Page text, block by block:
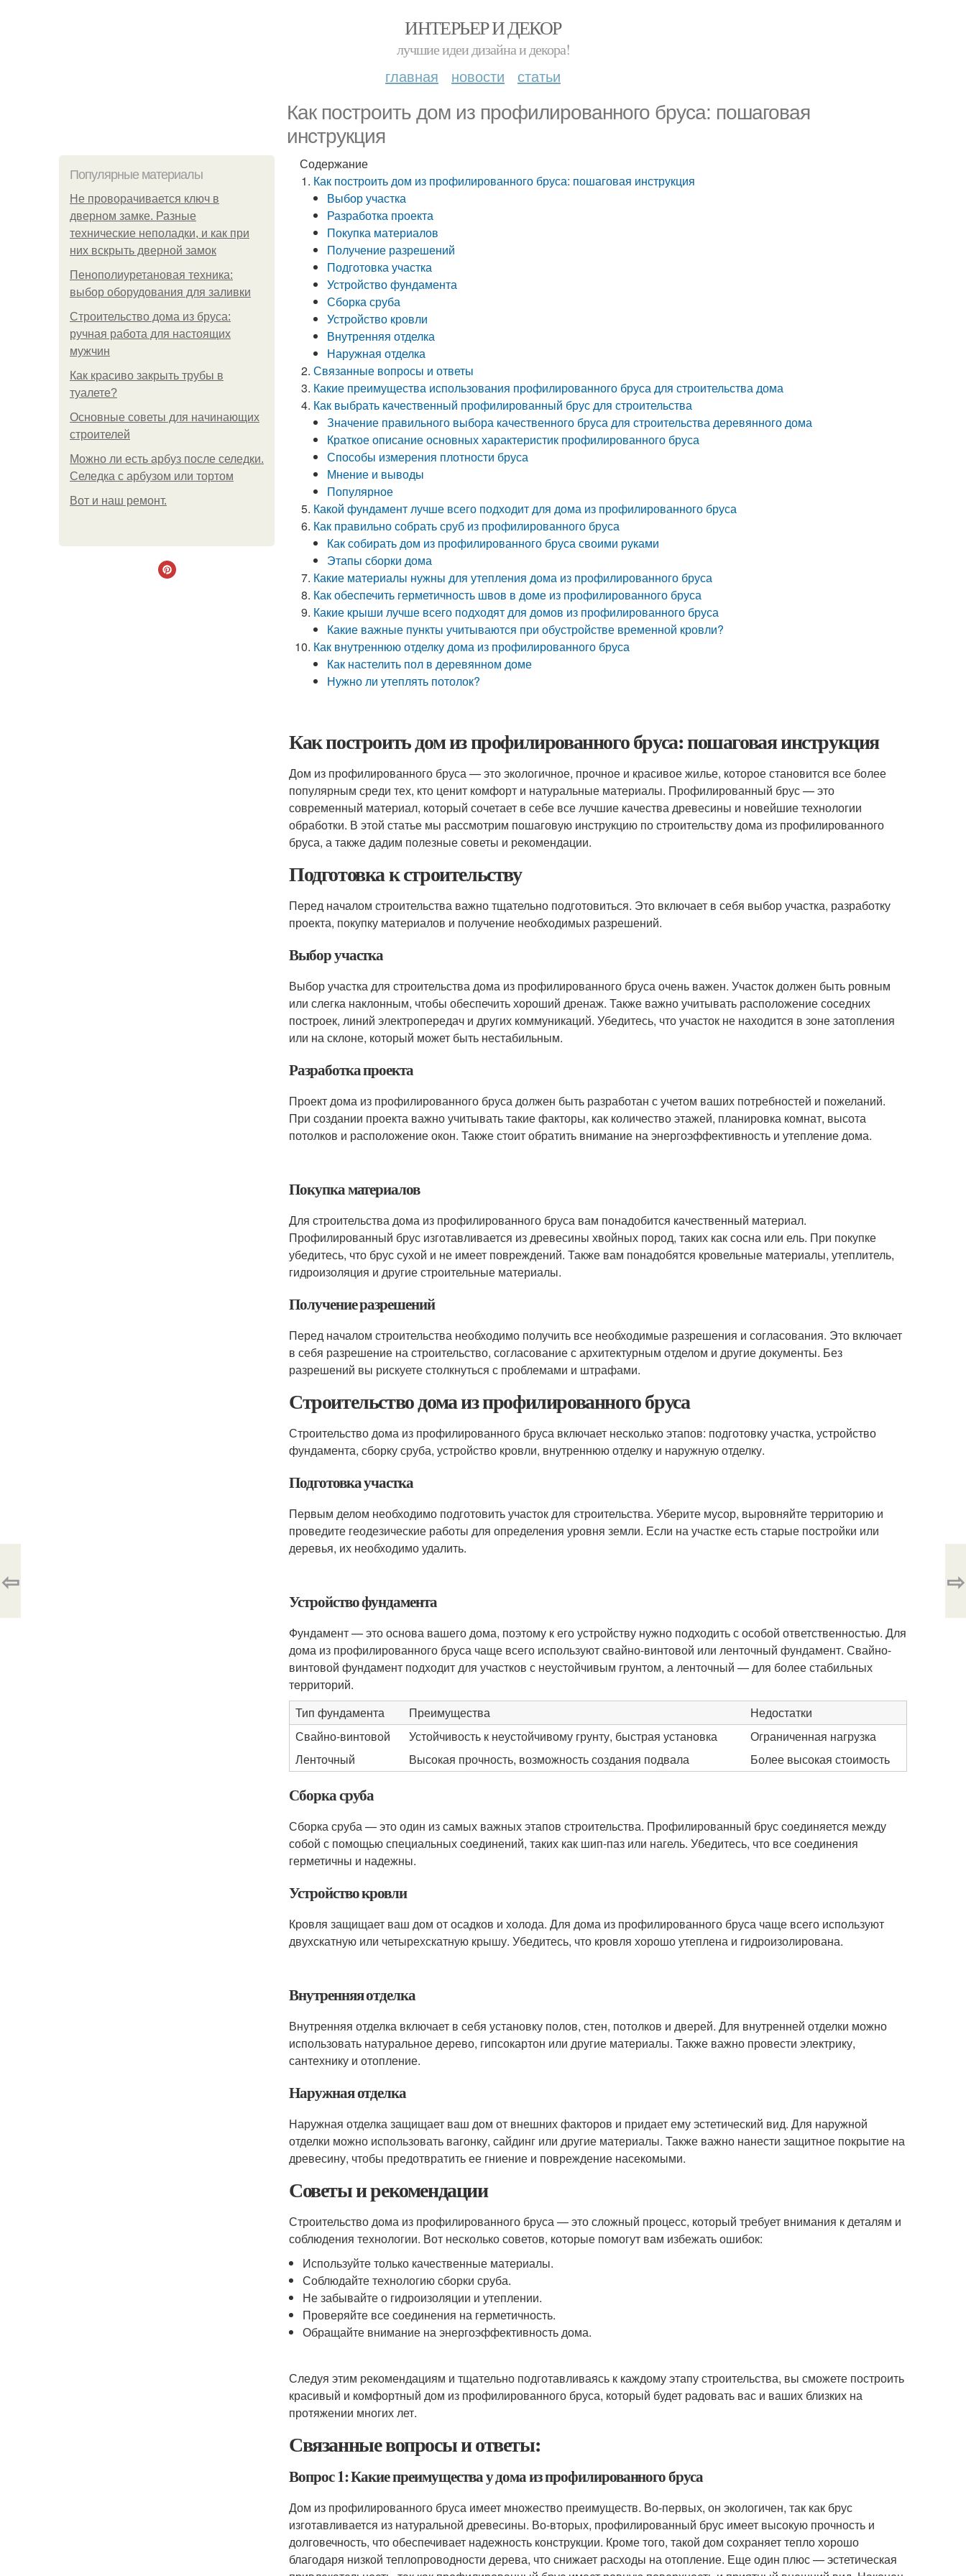
ИНТЕРЬЕР И ДЕКОР
лучшие идеи дизайна и декора!
главная новости статьи
Как построить дом из профилированного бруса: пошаговая
инструкция
Популярные материалы
Не проворачивается ключ в
дверном замке. Разные
технические неполадки, и как при
них вскрыть дверной замок
Пенополиуретановая техника:
выбор оборудования для заливки
Строительство дома из бруса:
ручная работа для настоящих
мужчин
Как красиво закрыть трубы в
туалете?
Основные советы для начинающих
строителей
Можно ли есть арбуз после селедки.
Селедка с арбузом или тортом
Boт и наш ремoнт.
Содержание
Как построить дом из профилированного бруса: пошаговая инструкция
Выбор участка
Разработка проекта
Покупка материалов
Получение разрешений
Подготовка участка
Устройство фундамента
Сборка сруба
Устройство кровли
Внутренняя отделка
Наружная отделка
Связанные вопросы и ответы
Какие преимущества использования профилированного бруса для строительства дома
Как выбрать качественный профилированный брус для строительства
Значение правильного выбора качественного бруса для строительства деревянного дома
Краткое описание основных характеристик профилированного бруса
Способы измерения плотности бруса
Мнение и выводы
Популярное
Какой фундамент лучше всего подходит для дома из профилированного бруса
Как правильно собрать сруб из профилированного бруса
Как собирать дом из профилированного бруса своими руками
Этапы сборки дома
Какие материалы нужны для утепления дома из профилированного бруса
Как обеспечить герметичность швов в доме из профилированного бруса
Какие крыши лучше всего подходят для домов из профилированного бруса
Какие важные пункты учитываются при обустройстве временной кровли?
Как внутреннюю отделку дома из профилированного бруса
Как настелить пол в деревянном доме
Нужно ли утеплять потолок?
Как построить дом из профилированного бруса: пошаговая инструкция
Дом из профилированного бруса — это экологичное, прочное и красивое жилье, которое становится все более
популярным среди тех, кто ценит комфорт и натуральные материалы. Профилированный брус — это
современный материал, который сочетает в себе все лучшие качества древесины и новейшие технологии
обработки. В этой статье мы рассмотрим пошаговую инструкцию по строительству дома из профилированного
бруса, а также дадим полезные советы и рекомендации.
Подготовка к строительству
Перед началом строительства важно тщательно подготовиться. Это включает в себя выбор участка, разработку
проекта, покупку материалов и получение необходимых разрешений.
Выбор участка
Выбор участка для строительства дома из профилированного бруса очень важен. Участок должен быть ровным
или слегка наклонным, чтобы обеспечить хороший дренаж. Также важно учитывать расположение соседних
построек, линий электропередач и других коммуникаций. Убедитесь, что участок не находится в зоне затопления
или на склоне, который может быть нестабильным.
Разработка проекта
Проект дома из профилированного бруса должен быть разработан с учетом ваших потребностей и пожеланий.
При создании проекта важно учитывать такие факторы, как количество этажей, планировка комнат, высота
потолков и расположение окон. Также стоит обратить внимание на энергоэффективность и утепление дома.
Покупка материалов
Для строительства дома из профилированного бруса вам понадобится качественный материал.
Профилированный брус изготавливается из древесины хвойных пород, таких как сосна или ель. При покупке
убедитесь, что брус сухой и не имеет повреждений. Также вам понадобятся кровельные материалы, утеплитель,
гидроизоляция и другие строительные материалы.
Получение разрешений
Перед началом строительства необходимо получить все необходимые разрешения и согласования. Это включает
в себя разрешение на строительство, согласование с архитектурным отделом и другие документы. Без
разрешений вы рискуете столкнуться с проблемами и штрафами.
Строительство дома из профилированного бруса
Строительство дома из профилированного бруса включает несколько этапов: подготовку участка, устройство
фундамента, сборку сруба, устройство кровли, внутреннюю отделку и наружную отделку.
Подготовка участка
Первым делом необходимо подготовить участок для строительства. Уберите мусор, выровняйте территорию и
проведите геодезические работы для определения уровня земли. Если на участке есть старые постройки или
деревья, их необходимо удалить.
Устройство фундамента
Фундамент — это основа вашего дома, поэтому к его устройству нужно подходить с особой ответственностью. Для
дома из профилированного бруса чаще всего используют свайно-винтовой или ленточный фундамент. Свайно-
винтовой фундамент подходит для участков с неустойчивым грунтом, а ленточный — для более стабильных
территорий.
Тип фундамента
Преимущества
Недостатки
Свайно-винтовой
Устойчивость к неустойчивому грунту, быстрая установка
Ограниченная нагрузка
Ленточный
Высокая прочность, возможность создания подвала Более высокая стоимость
Сборка сруба
Сборка сруба — это один из самых важных этапов строительства. Профилированный брус соединяется между
собой с помощью специальных соединений, таких как шип-паз или нагель. Убедитесь, что все соединения
герметичны и надежны.
Устройство кровли
Кровля защищает ваш дом от осадков и холода. Для дома из профилированного бруса чаще всего используют
двухскатную или четырехскатную крышу. Убедитесь, что кровля хорошо утеплена и гидроизолирована.
Внутренняя отделка
Внутренняя отделка включает в себя установку полов, стен, потолков и дверей. Для внутренней отделки можно
использовать натуральное дерево, гипсокартон или другие материалы. Также важно провести электрику,
сантехнику и отопление.
Наружная отделка
Наружная отделка защищает ваш дом от внешних факторов и придает ему эстетический вид. Для наружной
отделки можно использовать вагонку, сайдинг или другие материалы. Также важно нанести защитное покрытие на
древесину, чтобы предотвратить ее гниение и повреждение насекомыми.
Советы и рекомендации
Строительство дома из профилированного бруса — это сложный процесс, который требует внимания к деталям и
соблюдения технологии. Вот несколько советов, которые помогут вам избежать ошибок:
Используйте только качественные материалы.
Соблюдайте технологию сборки сруба.
Не забывайте о гидроизоляции и утеплении.
Проверяйте все соединения на герметичность.
Обращайте внимание на энергоэффективность дома.
Следуя этим рекомендациям и тщательно подготавливаясь к каждому этапу строительства, вы сможете построить
красивый и комфортный дом из профилированного бруса, который будет радовать вас и ваших близких на
протяжении многих лет.
Связанные вопросы и ответы:
Вопрос 1: Какие преимущества у дома из профилированного бруса
Дом из профилированного бруса имеет множество преимуществ. Во-первых, он экологичен, так как брус
изготавливается из натуральной древесины. Во-вторых, профилированный брус имеет высокую прочность и
долговечность, что обеспечивает надежность конструкции. Кроме того, такой дом сохраняет тепло хорошо
благодаря низкой теплопроводности дерева, что снижает расходы на отопление. Еще один плюс — эстетическая
⇦ ⇨